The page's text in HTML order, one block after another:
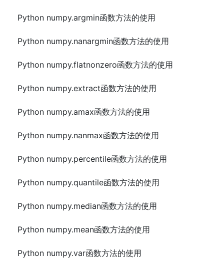
Python numpy.argmin函数方法的使用
Python numpy.nanargmin函数方法的使用
Python numpy.flatnonzero函数方法的使用
Python numpy.extract函数方法的使用
Python numpy.amax函数方法的使用
Python numpy.nanmax函数方法的使用
Python numpy.percentile函数方法的使用
Python numpy.quantile函数方法的使用
Python numpy.median函数方法的使用
Python numpy.mean函数方法的使用
Python numpy.var函数方法的使用